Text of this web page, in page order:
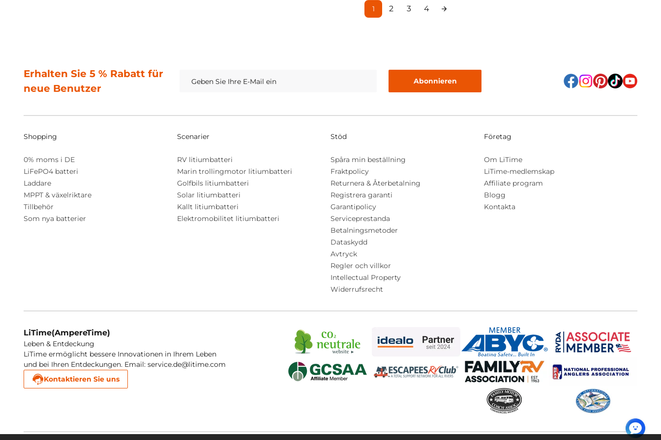
1 2 3 4
Erhalten Sie 5 % Rabatt für
neue Benutzer
Abonnieren
Shopping
0% moms i DE
LiFePO4 batteri
Laddare
MPPT & växelriktare
Tillbehör
Som nya batterier
Scenarier
RV litiumbatteri
Marin trollingmotor litiumbatteri
Golfbils litiumbatteri
Solar litiumbatteri
Kallt litiumbatteri
Elektromobilitet litiumbatteri
Stöd
Spåra min beställning
Fraktpolicy
Returnera & Återbetalning
Registrera garanti
Garantipolicy
Serviceprestanda
Betalningsmetoder
Dataskydd
Avtryck
Regler och villkor
Intellectual Property
Widerrufsrecht
Företag
Om LiTime
LiTime-medlemskap
Affiliate program
Blogg
Kontakta
LiTime(AmpereTime)
Leben & Entdeckung
LiTime ermöglicht bessere Innovationen in Ihrem Leben
und bei Ihren Entdeckungen. Email: service.de@litime.com
Kontaktieren Sie uns